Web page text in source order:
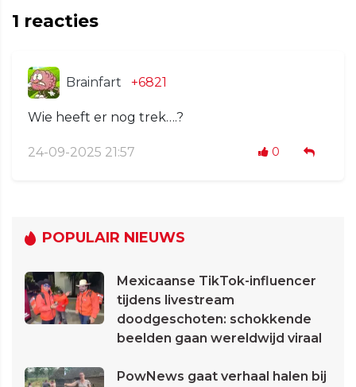
1 reacties
Brainfart +6821
Wie heeft er nog trek….?
24-09-2025 21:57 0
POPULAIR NIEUWS
Mexicaanse TikTok-influencer
tijdens livestream
doodgeschoten: schokkende
beelden gaan wereldwijd viraal
PowNews gaat verhaal halen bij